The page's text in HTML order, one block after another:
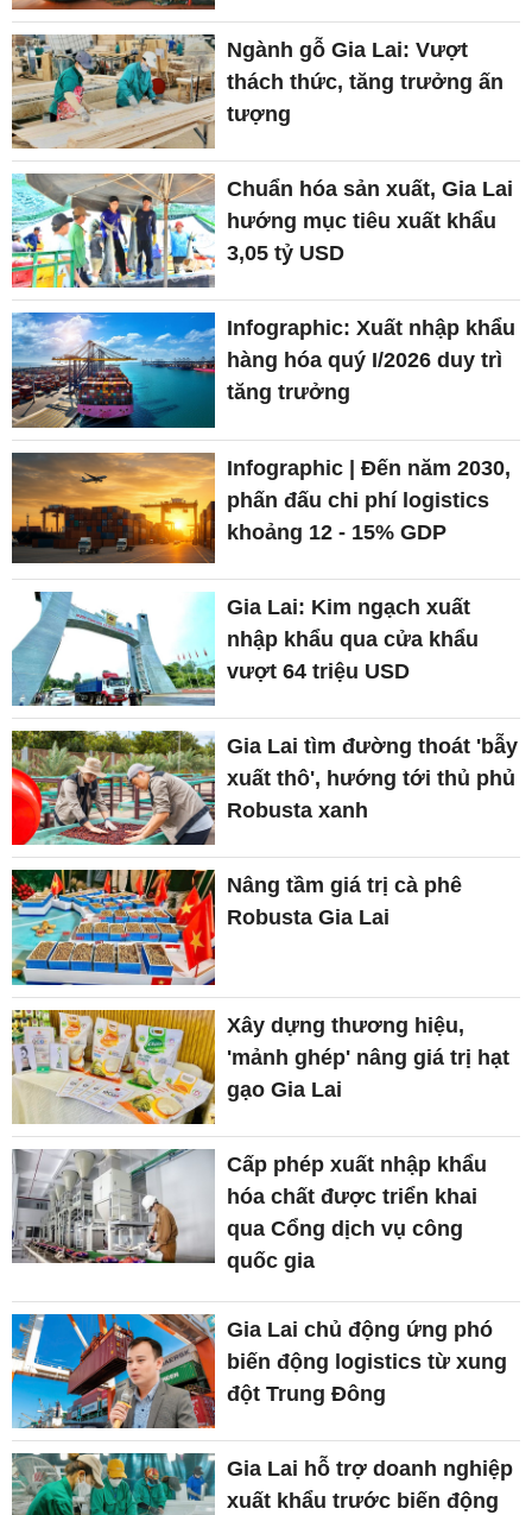
Ngành gỗ Gia Lai: Vượt
thách thức, tăng trưởng ấn
tượng
Chuẩn hóa sản xuất, Gia Lai
hướng mục tiêu xuất khẩu
3,05 tỷ USD
Infographic: Xuất nhập khẩu
hàng hóa quý I/2026 duy trì
tăng trưởng
Infographic | Đến năm 2030,
phấn đấu chi phí logistics
khoảng 12 - 15% GDP
Gia Lai: Kim ngạch xuất
nhập khẩu qua cửa khẩu
vượt 64 triệu USD
Gia Lai tìm đường thoát 'bẫy
xuất thô', hướng tới thủ phủ
Robusta xanh
Nâng tầm giá trị cà phê
Robusta Gia Lai
Xây dựng thương hiệu,
'mảnh ghép' nâng giá trị hạt
gạo Gia Lai
Cấp phép xuất nhập khẩu
hóa chất được triển khai
qua Cổng dịch vụ công
quốc gia
Gia Lai chủ động ứng phó
biến động logistics từ xung
đột Trung Đông
Gia Lai hỗ trợ doanh nghiệp
xuất khẩu trước biến động